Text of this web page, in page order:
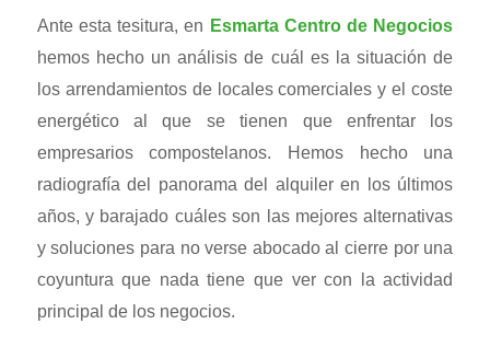
Ante esta tesitura, en Esmarta Centro de Negocios
hemos hecho un análisis de cuál es la situación de
los arrendamientos de locales comerciales y el coste
energético al que se tienen que enfrentar los
empresarios compostelanos. Hemos hecho una
radiografía del panorama del alquiler en los últimos
años, y barajado cuáles son las mejores alternativas
y soluciones para no verse abocado al cierre por una
coyuntura que nada tiene que ver con la actividad
principal de los negocios.